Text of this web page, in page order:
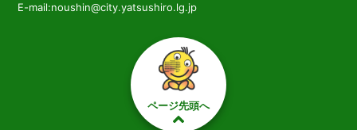
E-mail:noushin@city.yatsushiro.lg.jp
ページ先頭へ